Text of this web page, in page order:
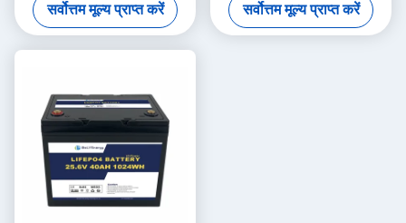
सर्वोत्तम मूल्य प्राप्त करें सर्वोत्तम मूल्य प्राप्त करें